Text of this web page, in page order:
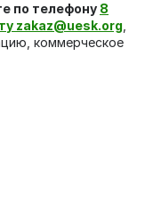
по телефону 8
zakaz@uesk.org
коммерческое